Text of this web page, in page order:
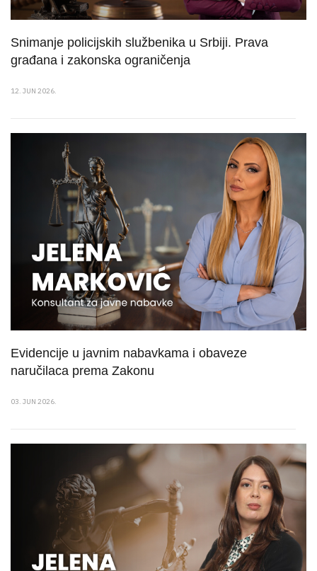
Snimanje policijskih službenika u Srbiji. Prava
građana i zakonska ograničenja
12. JUN 2026.
Evidencije u javnim nabavkama i obaveze
naručilaca prema Zakonu
03. JUN 2026.